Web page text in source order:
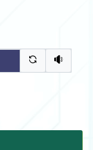
驗證碼重新
聽語